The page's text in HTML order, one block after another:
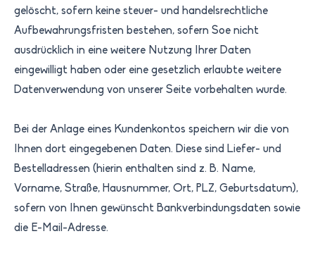
gelöscht, sofern keine steuer- und handelsrechtliche
Aufbewahrungsfristen bestehen, sofern Soe nicht
ausdrücklich in eine weitere Nutzung Ihrer Daten
eingewilligt haben oder eine gesetzlich erlaubte weitere
Datenverwendung von unserer Seite vorbehalten wurde.
Bei der Anlage eines Kundenkontos speichern wir die von
Ihnen dort eingegebenen Daten. Diese sind Liefer- und
Bestelladressen (hierin enthalten sind z. B. Name,
Vorname, Straße, Hausnummer, Ort, PLZ, Geburtsdatum),
sofern von Ihnen gewünscht Bankverbindungsdaten sowie
die E-Mail-Adresse.